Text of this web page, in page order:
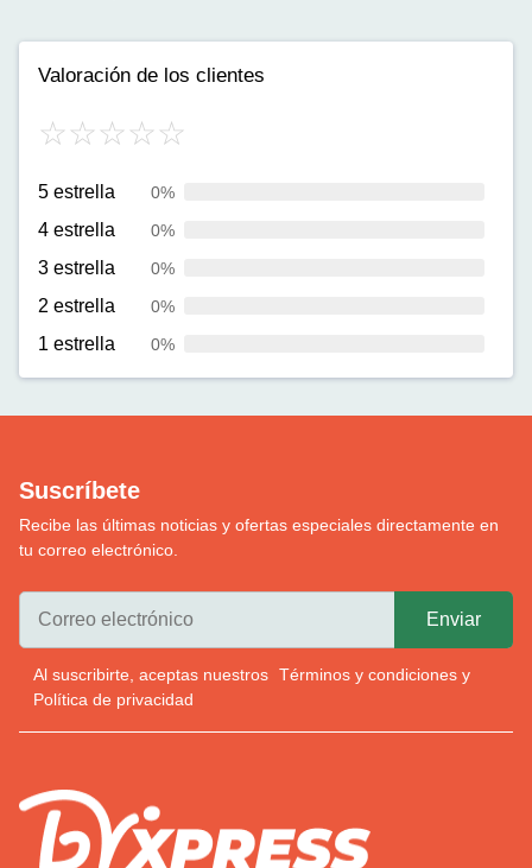
Valoración de los clientes
5 estrella 0%
4 estrella 0%
3 estrella 0%
2 estrella 0%
1 estrella 0%
Suscríbete
Recibe las últimas noticias y ofertas especiales directamente en
tu correo electrónico.
Al suscribirte, aceptas nuestros Términos y condiciones y
Política de privacidad